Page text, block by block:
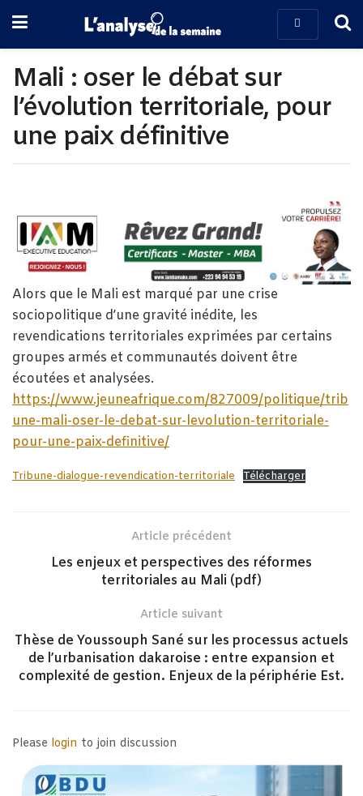
Mali : oser le débat sur
l’évolution territoriale, pour
une paix définitive
Alors que le Mali est marqué par une crise
sociopolitique d’une gravité inédite, les
revendications territoriales exprimées par certains
groupes armés et communautés doivent être
écoutées et analysées.
https://www.jeuneafrique.com/827009/politique/trib
une-mali-oser-le-debat-sur-levolution-territoriale-
pour-une-paix-definitive/
Tribune-dialogue-revendication-territoriale Télécharger
Article précédent
Les enjeux et perspectives des réformes
territoriales au Mali (pdf)
Article suivant
Thèse de Youssouph Sané sur les processus actuels
de l’urbanisation dakaroise : entre expansion et
complexité de gestion. Enjeux de la périphérie Est.
Please login to join discussion